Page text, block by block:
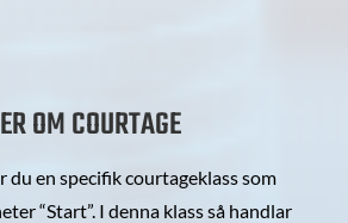
OM COURTAGE
du en specifik courtageklass som
“Start”. I denna klass så handlar